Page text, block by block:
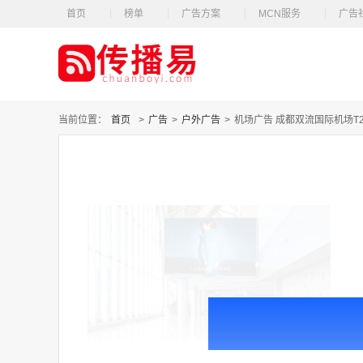
首页 榜单 广告方案 MCN服务 广告
当前位置： 首页 > 广告 > 户外广告 > 机场广告 成都双流国际机场